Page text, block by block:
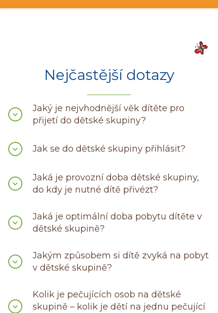
Nejčastější dotazy
Jaký je nejvhodnější věk dítěte pro
přijetí do dětské skupiny?
Jak se do dětské skupiny přihlásit?
Jaká je provozní doba dětské skupiny,
do kdy je nutné dítě přivézt?
Jaká je optimální doba pobytu dítěte v
dětské skupině?
Jakým způsobem si dítě zvyká na pobyt
v dětské skupině?
Kolik je pečujících osob na dětské
skupině – kolik je dětí na jednu pečující